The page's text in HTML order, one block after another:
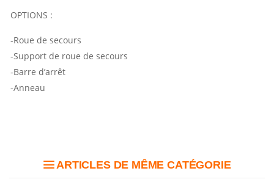
OPTIONS :
-Roue de secours
-Support de roue de secours
-Barre d’arrêt
-Anneau
ARTICLES DE MÊME CATÉGORIE